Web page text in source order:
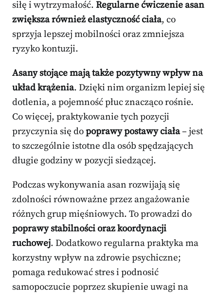
siłę i wytrzymałość. Regularne ćwiczenie asan
zwiększa również elastyczność ciała, co
sprzyja lepszej mobilności oraz zmniejsza
ryzyko kontuzji.
Asany stojące mają także pozytywny wpływ na
układ krążenia. Dzięki nim organizm lepiej się
dotlenia, a pojemność płuc znacząco rośnie.
Co więcej, praktykowanie tych pozycji
przyczynia się dopoprawy postawy ciała– jest
to szczególnie istotne dla osób spędzających
długie godziny w pozycji siedzącej.
Podczas wykonywania asan rozwijają się
zdolności równoważne przez angażowanie
różnych grup mięśniowych. To prowadzi do
poprawy stabilności oraz koordynacji
ruchowej. Dodatkowo regularna praktyka ma
korzystny wpływ na zdrowie psychiczne;
pomaga redukować stres i podnosić
samopoczucie poprzez skupienie uwagi na